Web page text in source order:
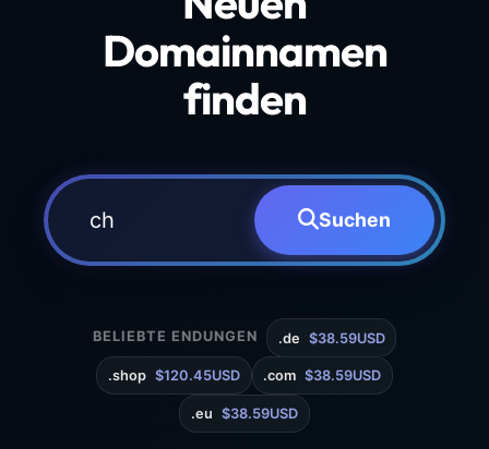
Domainnamen
finden
Suchen
BELIEBTE ENDUNGEN .de $38.59USD
.shop $120.45USD .com $38.59USD
.eu $38.59USD